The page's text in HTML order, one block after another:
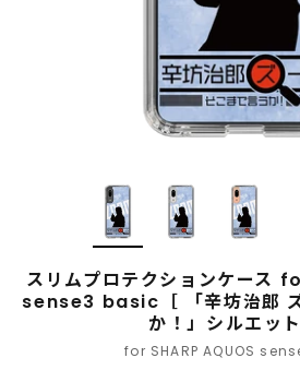
スリムプロテクションケース
sense3 basic［ 「辛坊治郎
か！」シルエット
for SHARP AQUOS